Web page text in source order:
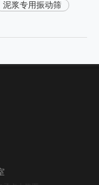
泥浆专用振动筛